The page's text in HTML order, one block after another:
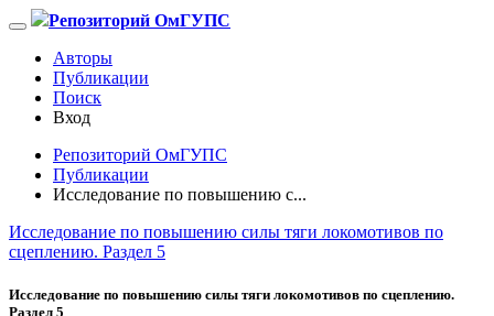
Репозиторий ОмГУПС
Авторы
Публикации
Поиск
Вход
Репозиторий ОмГУПС
Публикации
Исследование по повышению с...
Исследование по повышению силы тяги локомотивов по
сцеплению. Раздел 5
Исследование по повышению силы тяги локомотивов по сцеплению.
Раздел 5